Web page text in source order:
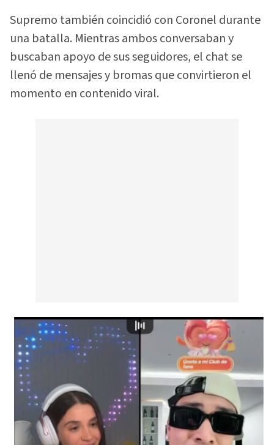
Supremo también coincidió con Coronel durante
una batalla. Mientras ambos conversaban y
buscaban apoyo de sus seguidores, el chat se
llenó de mensajes y bromas que convirtieron el
momento en contenido viral.